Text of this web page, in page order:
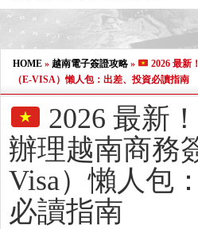
VIP
加快
查詢
HOME » 越南電子簽證攻略 »
2026 最新
（E-VISA）懶人包：出差、投資必讀指南
2026 最新
辦理越南商務
Visa）懶人包
必讀指南